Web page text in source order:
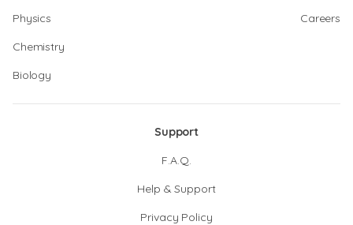
Physics
Chemistry
Biology
Careers
Support
F.A.Q.
Help & Support
Privacy Policy